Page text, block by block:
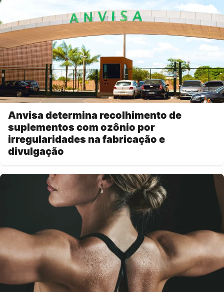
Anvisa determina recolhimento de
suplementos com ozônio por
irregularidades na fabricação e
divulgação